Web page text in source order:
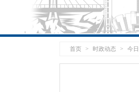
首页 > 时政动态 > 今